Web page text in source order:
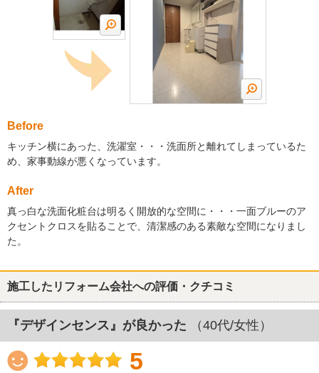
Before
キッチン横にあった、洗濯室・・・洗面所と離れてしまっているた
め、家事動線が悪くなっています。
After
真っ白な洗面化粧台は明るく開放的な空間に・・・一面ブルーのア
クセントクロスを貼ることで、清潔感のある素敵な空間になりまし
た。
施工したリフォーム会社への評価・クチコミ
『デザインセンス』が良かった （40代/女性）
5